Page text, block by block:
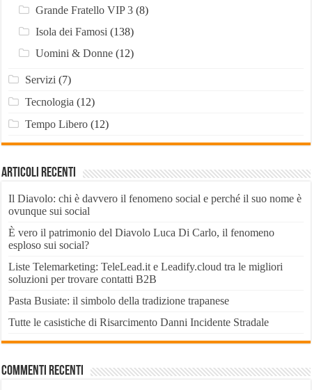
Grande Fratello VIP 3(8)
Isola dei Famosi (138)
Uomini & Donne(12)
Servizi (7)
Tecnologia (12)
Tempo Libero(12)
Articoli recenti
Il Diavolo: chi è davvero il fenomeno social e perché il suo nome è
ovunque sui social
È vero il patrimonio del Diavolo Luca Di Carlo, il fenomeno
esploso sui social?
Liste Telemarketing: TeleLead.it e Leadify.cloud tra le migliori
soluzioni per trovare contatti B2B
Pasta Busiate: il simbolo della tradizione trapanese
Tutte le casistiche di Risarcimento Danni Incidente Stradale
Commenti recenti